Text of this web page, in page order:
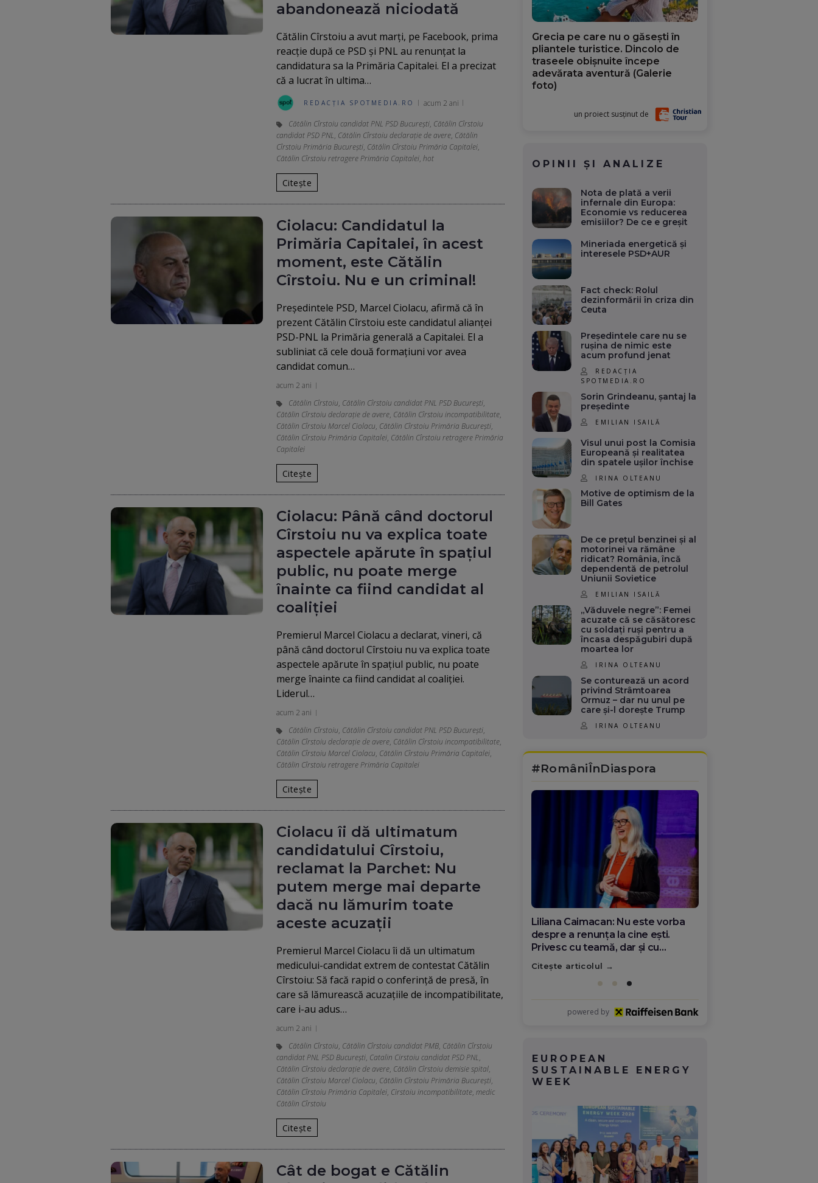
abandonează niciodată
Cătălin Cîrstoiu a avut marţi, pe Facebook, prima
reacţie după ce PSD şi PNL au renunţat la
candidatura sa la Primăria Capitalei. El a precizat
că a lucrat în ultima…
REDACȚIA SPOTMEDIA.RO acum 2 ani
Cătălin Cîrstoiu candidat PNL PSD București, Cătălin Cîrstoiu
candidat PSD PNL, Cătălin Cîrstoiu declarație de avere, Cătălin
Cîrstoiu Primăria București, Cătălin Cîrstoiu Primăria Capitalei,
Cătălin Cîrstoiu retragere Primăria Capitalei, hot
Citește
Ciolacu: Candidatul la
Primăria Capitalei, în acest
moment, este Cătălin
Cîrstoiu. Nu e un criminal!
Preşedintele PSD, Marcel Ciolacu, afirmă că în
prezent Cătălin Cîrstoiu este candidatul alianţei
PSD-PNL la Primăria generală a Capitalei. El a
subliniat că cele două formaţiuni vor avea
candidat comun…
acum 2 ani
Cătălin Cîrstoiu, Cătălin Cîrstoiu candidat PNL PSD București,
Cătălin Cîrstoiu declarație de avere, Cătălin Cîrstoiu incompatibilitate,
Cătălin Cîrstoiu Marcel Ciolacu, Cătălin Cîrstoiu Primăria București,
Cătălin Cîrstoiu Primăria Capitalei, Cătălin Cîrstoiu retragere Primăria
Capitalei
Citește
Ciolacu: Până când doctorul
Cîrstoiu nu va explica toate
aspectele apărute în spațiul
public, nu poate merge
înainte ca fiind candidat al
coaliției
Premierul Marcel Ciolacu a declarat, vineri, că
până când doctorul Cîrstoiu nu va explica toate
aspectele apărute în spaţiul public, nu poate
merge înainte ca fiind candidat al coaliţiei.
Liderul…
acum 2 ani
Cătălin Cîrstoiu, Cătălin Cîrstoiu candidat PNL PSD București,
Cătălin Cîrstoiu declarație de avere, Cătălin Cîrstoiu incompatibilitate,
Cătălin Cîrstoiu Marcel Ciolacu, Cătălin Cîrstoiu Primăria Capitalei,
Cătălin Cîrstoiu retragere Primăria Capitalei
Citește
Ciolacu îi dă ultimatum
candidatului Cîrstoiu,
reclamat la Parchet: Nu
putem merge mai departe
dacă nu lămurim toate
aceste acuzații
Premierul Marcel Ciolacu îi dă un ultimatum
medicului-candidat extrem de contestat Cătălin
Cîrstoiu: Să facă rapid o conferinţă de presă, în
care să lămurească acuzaţiile de incompatibilitate,
care i-au adus…
acum 2 ani
Cătălin Cîrstoiu, Cătălin Cîrstoiu candidat PMB, Cătălin Cîrstoiu
candidat PNL PSD București, Catalin Cirstoiu candidat PSD PNL,
Cătălin Cîrstoiu declarație de avere, Cătălin Cîrstoiu demisie spital,
Cătălin Cîrstoiu Marcel Ciolacu, Cătălin Cîrstoiu Primăria București,
Cătălin Cîrstoiu Primăria Capitalei, Cirstoiu incompatibilitate, medic
Cătălin Cîrstoiu
Citește
Cât de bogat e Cătălin
Grecia pe care nu o găsești în
pliantele turistice. Dincolo de
traseele obișnuite începe
adevărata aventură (Galerie
foto)
un proiect susținut de
OPINII ȘI ANALIZE
Nota de plată a verii
infernale din Europa:
Economie vs reducerea
emisiilor? De ce e greșit
Mineriada energetică și
interesele PSD+AUR
Fact check: Rolul
dezinformării în criza din
Ceuta
Președintele care nu se
rușina de nimic este
acum profund jenat
REDACȚIA
SPOTMEDIA.RO
Sorin Grindeanu, șantaj la
președinte
EMILIAN ISAILĂ
Visul unui post la Comisia
Europeană și realitatea
din spatele ușilor închise
IRINA OLTEANU
Motive de optimism de la
Bill Gates
De ce prețul benzinei și al
motorinei va rămâne
ridicat? România, încă
dependentă de petrolul
Uniunii Sovietice
EMILIAN ISAILĂ
„Văduvele negre”: Femei
acuzate că se căsătoresc
cu soldați ruși pentru a
încasa despăgubiri după
moartea lor
IRINA OLTEANU
Se conturează un acord
privind Strâmtoarea
Ormuz – dar nu unul pe
care și-l dorește Trump
IRINA OLTEANU
#RomâniÎnDiaspora
Diana Olar, românca de la Google
care demonstrează că diaspora
poate schimba România
Citește articolul
powered by
EUROPEAN
SUSTAINABLE ENERGY
WEEK